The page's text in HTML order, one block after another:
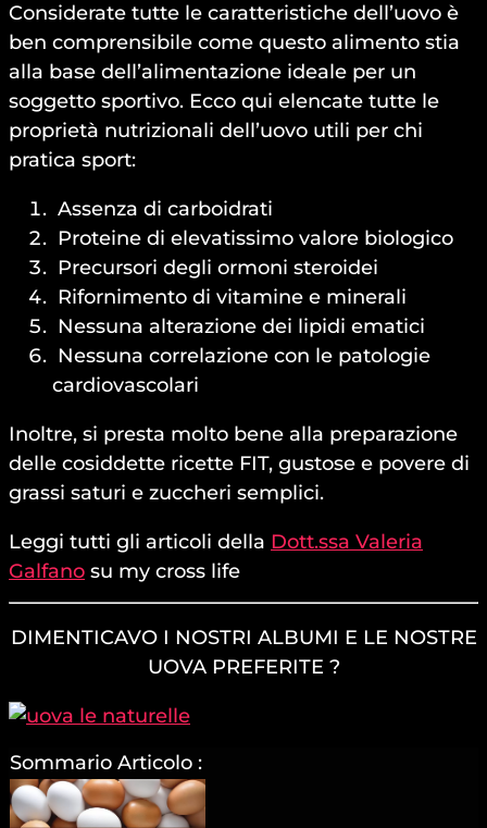
Considerate tutte le caratteristiche dell’uovo è
ben comprensibile come questo alimento stia
alla base dell’alimentazione ideale per un
soggetto sportivo. Ecco qui elencate tutte le
proprietà nutrizionali dell’uovo utili per chi
pratica sport:
Assenza di carboidrati
Proteine di elevatissimo valore biologico
Precursori degli ormoni steroidei
Rifornimento di vitamine e minerali
Nessuna alterazione dei lipidi ematici
Nessuna correlazione con le patologie
cardiovascolari
Inoltre, si presta molto bene alla preparazione
delle cosiddette ricette FIT, gustose e povere di
grassi saturi e zuccheri semplici.
Leggi tutti gli articoli della Dott.ssa Valeria
Galfano su my cross life
DIMENTICAVO I NOSTRI ALBUMI E LE NOSTRE
UOVA PREFERITE ?
Sommario Articolo :